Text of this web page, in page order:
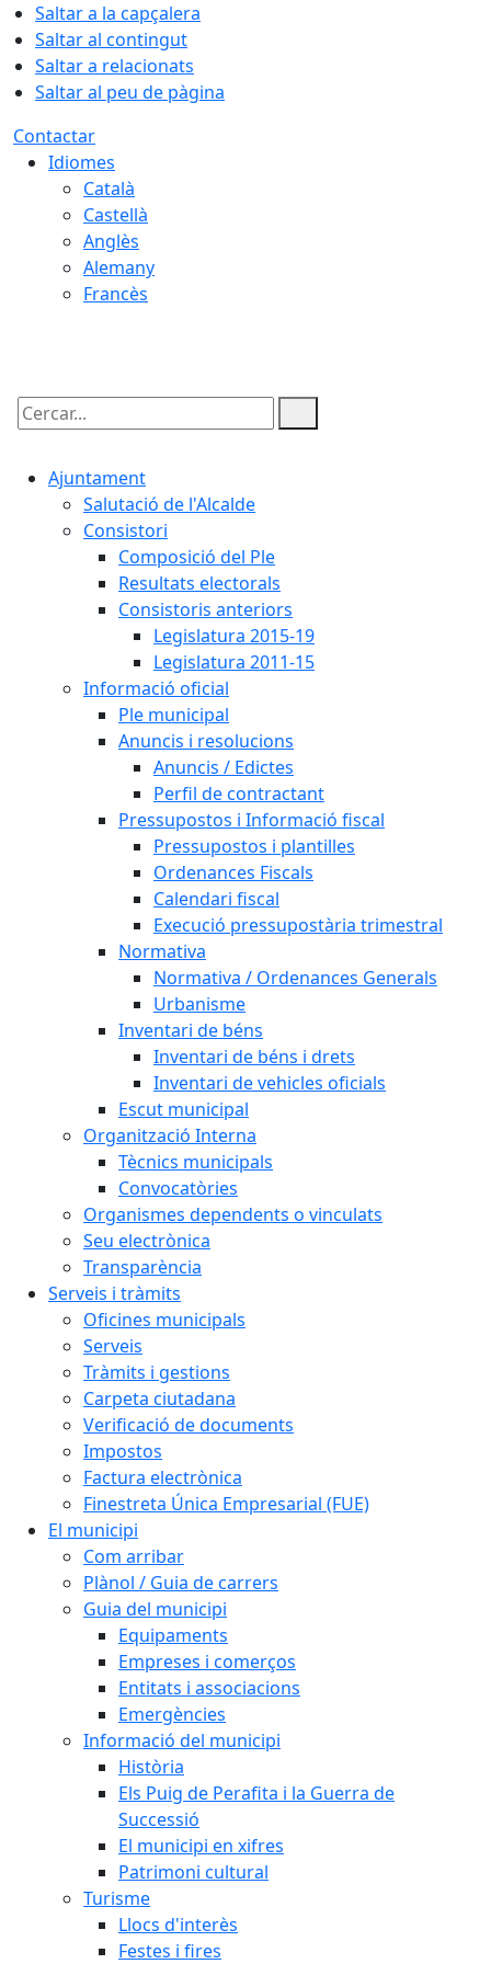
Saltar a la capçalera
Saltar al contingut
Saltar a relacionats
Saltar al peu de pàgina
Contactar
Idiomes
Català
Castellà
Anglès
Alemany
Francès
Cercar:
Ajuntament
Salutació de l'Alcalde
Consistori
Composició del Ple
Resultats electorals
Consistoris anteriors
Legislatura 2015-19
Legislatura 2011-15
Informació oficial
Ple municipal
Anuncis i resolucions
Anuncis / Edictes
Perfil de contractant
Pressupostos i Informació fiscal
Pressupostos i plantilles
Ordenances Fiscals
Calendari fiscal
Execució pressupostària trimestral
Normativa
Normativa / Ordenances Generals
Urbanisme
Inventari de béns
Inventari de béns i drets
Inventari de vehicles oficials
Escut municipal
Organització Interna
Tècnics municipals
Convocatòries
Organismes dependents o vinculats
Seu electrònica
Transparència
Serveis i tràmits
Oficines municipals
Serveis
Tràmits i gestions
Carpeta ciutadana
Verificació de documents
Impostos
Factura electrònica
Finestreta Única Empresarial (FUE)
El municipi
Com arribar
Plànol / Guia de carrers
Guia del municipi
Equipaments
Empreses i comerços
Entitats i associacions
Emergències
Informació del municipi
Història
Els Puig de Perafita i la Guerra de
Successió
El municipi en xifres
Patrimoni cultural
Turisme
Llocs d'interès
Festes i fires